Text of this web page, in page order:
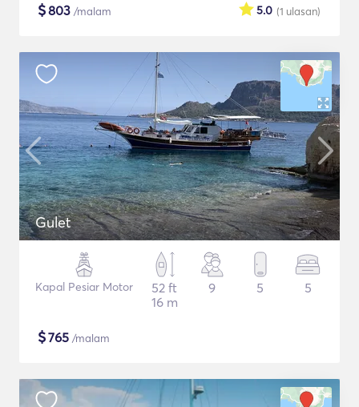
$803 /malam (1 ulasan)
5.0
Gulet
Kapal Pesiar Motor
52 ft
16 m
9 5 5
$765 /malam